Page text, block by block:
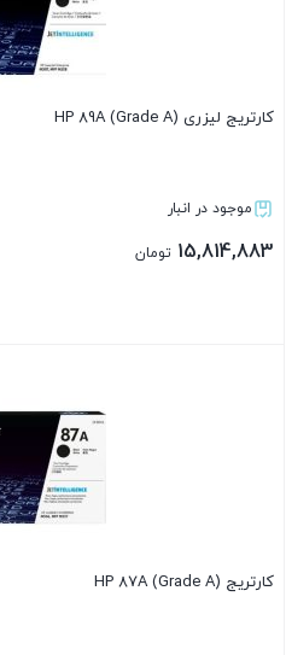
کارتریج لیزری HP 89A (Grade A)
موجود در انبار
15,814,883 تومان
کارتریج HP 87A (Grade A)